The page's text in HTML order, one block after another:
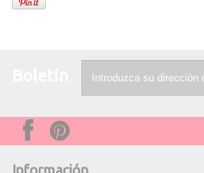
Información